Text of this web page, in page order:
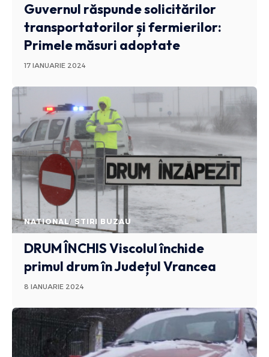
Guvernul răspunde solicitărilor
transportatorilor și fermierilor:
Primele măsuri adoptate
17 IANUARIE 2024
NATIONAL STIRI BUZAU
DRUM ÎNCHISViscolul închide
primul drum în Județul Vrancea
8 IANUARIE 2024